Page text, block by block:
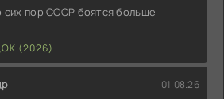
сих пор СССР боятся больше
(2026)
01.08.26